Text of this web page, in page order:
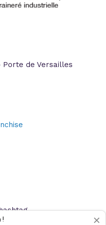
Porte de Versailles
×
!